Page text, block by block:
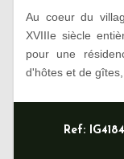
Au coeur du
XVIIIe siècle
pour une
d'hôtes et de
Ref: IG4184